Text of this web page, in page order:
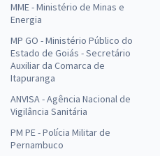
MME - Ministério de Minas e
Energia
MP GO - Ministério Público do
Estado de Goiás - Secretário
Auxiliar da Comarca de
Itapuranga
ANVISA - Agência Nacional de
Vigilância Sanitária
PM PE - Polícia Militar de
Pernambuco